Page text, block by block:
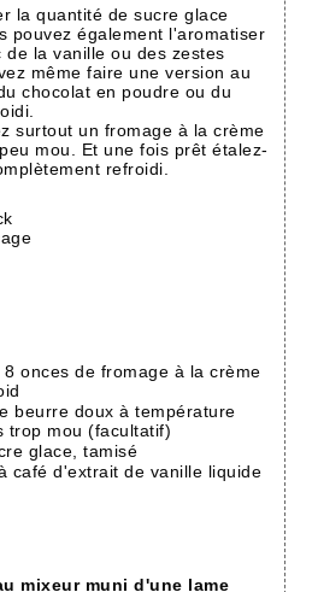
la quantité de sucre glace
pouvez également l'aromatiser
de la vanille ou des zestes
même faire une version au
chocolat en poudre ou du
surtout un fromage à la crème
mou. Et une fois prêt étalez-
refroidi.
onces de fromage à la crème
beurre doux à température
trop mou (facultatif)
glace, tamisé
café d'extrait de vanille liquide
mixeur muni d'une lame